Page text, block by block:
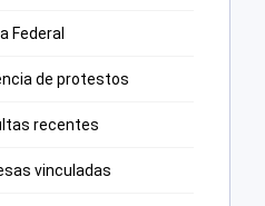
Federal
de protestos
recentes
vinculadas